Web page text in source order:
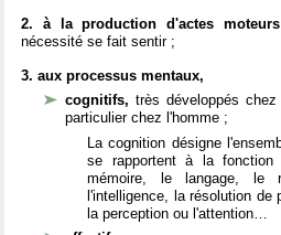
2. à la production d'actes moteurs
nécessité se fait sentir ;
3. aux processus mentaux,
cognitifs,très développés
particulier chez l'homme ;
La cognition désigne
se rapportent à la
mémoire, le langage, le
l'intelligence, la résolution de
la perception ou l'attention…